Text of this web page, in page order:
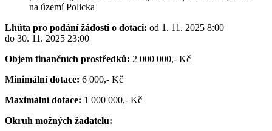
na území Policka
Lhůta pro podání žádosti o dotaci: od 1. 11. 2025 8:00
do 30. 11. 2025 23:00
Objem finančních prostředků: 2 000 000,- Kč
Minimální dotace: 6 000,- Kč
Maximální dotace: 1 000 000,- Kč
Okruh možných žadatelů: